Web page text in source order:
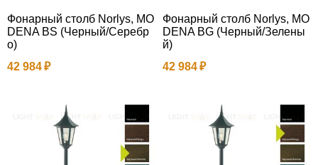
Фонарный столб Norlys, MO
DENA BS (Черный/Серебр
о)
42 984
Фонарный столб Norlys, MO
DENA BG (Черный/Зелены
й)
42 984